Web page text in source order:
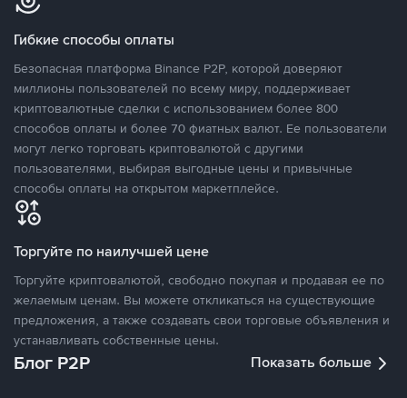
Гибкие способы оплаты
Безопасная платформа Binance P2P, которой доверяют
миллионы пользователей по всему миру, поддерживает
криптовалютные сделки с использованием более 800
способов оплаты и более 70 фиатных валют. Ее пользователи
могут легко торговать криптовалютой с другими
пользователями, выбирая выгодные цены и привычные
способы оплаты на открытом маркетплейсе.
Торгуйте по наилучшей цене
Торгуйте криптовалютой, свободно покупая и продавая ее по
желаемым ценам. Вы можете откликаться на существующие
предложения, а также создавать свои торговые объявления и
устанавливать собственные цены.
Блог P2P Показать больше